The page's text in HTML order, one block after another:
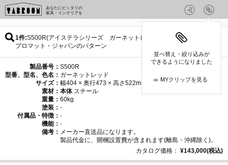
あなたにピッタリの
家具・インテリアを
並べ替え・絞り込みが
できるようになりました
MYクリップを見る
1件 S500R(アイステラシリーズ ガーネットレッド) / ディ
プロマット・ジャパンのパターン
製品番号： S500R
型番、型名、色名： ガーネットレッド
サイズ： 幅404 × 奥行473 × 高さ522mm
素材： 本体スチール
重量： 60kg
塗装： -
付属品・特徴： -
機能： -
備考： メーカー直送品になります。
製品代金に、開梱設置費が含まれます(離島・沖縄除く)。
カタログ価格： ¥143,000(税込)